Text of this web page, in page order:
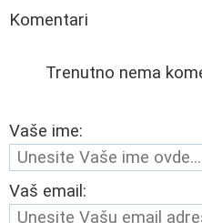
Komentari
Trenutno nema
Vaše ime:
Vaš email: